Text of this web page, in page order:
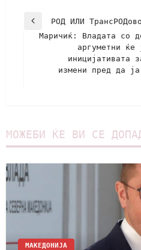
РОД ИЛИ
Маричиќ: Владата со
аргуметни ќе
иницијативата
измени пред да
МОЖЕБИ ЌЕ ВИ СЕ
МАКЕДОНИЈА